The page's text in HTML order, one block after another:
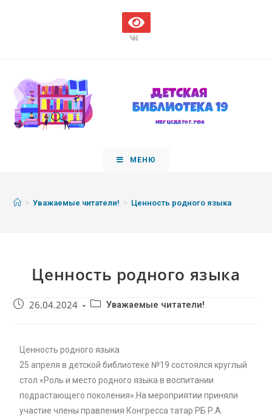
МЕНЮ
> Уважаемые читатели! > Ценность родного языка
Ценность родного языка
26.04.2024 Уважаемые читатели!
Ценность родного языка
25 апреля в детской библиотеке №19 состоялся круглый
стол «Роль и место родного языка в воспитании
подрастающего поколения».На мероприятии приняли
участие члены правления Конгресса татар РБ Р.А.